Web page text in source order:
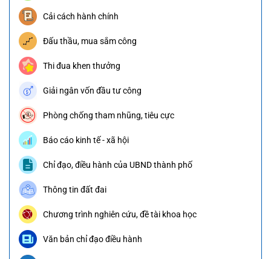
Cải cách hành chính
Đấu thầu, mua sắm công
Thi đua khen thưởng
Giải ngân vốn đầu tư công
Phòng chống tham nhũng, tiêu cực
Báo cáo kinh tế - xã hội
Chỉ đạo, điều hành của UBND thành phố
Thông tin đất đai
Chương trình nghiên cứu, đề tài khoa học
Văn bản chỉ đạo điều hành